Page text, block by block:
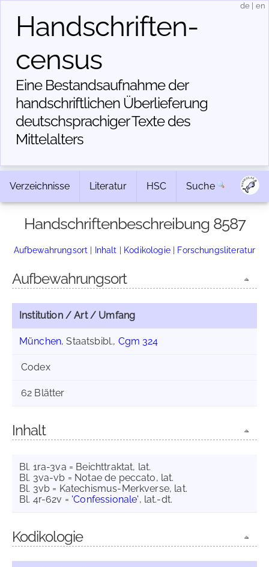
Handschriften­
census
Eine Bestandsaufnahme der
handschriftlichen Über­lieferung
deutschsprachiger Texte des
Mittelalters
de en
Verzeichnisse Literatur HSC Suche
Handschriftenbeschreibung 8587
Aufbewahrungsort | Inhalt | Kodikologie| Forschungsliteratur
Aufbewahrungsort
Institution / Art / Umfang
München, Staatsbibl., Cgm 324
Codex
62 Blätter
Inhalt
Bl. 1ra-3va = Beichttraktat, lat.
Bl. 3va-vb = Notae de peccato, lat.
Bl. 3vb = Katechismus-Merkverse, lat.
Bl. 4r-62v = 'Confessionale', lat.-dt.
Kodikologie